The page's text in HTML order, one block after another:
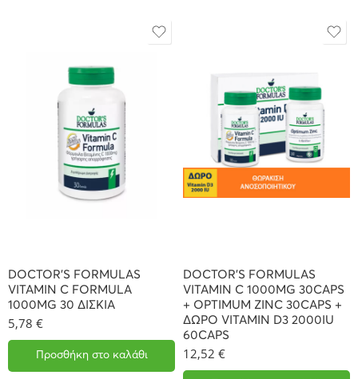
DOCTOR’S FORMULAS
VITAMIN C FORMULA
1000MG 30 ΔΙΣΚΙΑ
5,78 €
Προσθήκη στο καλάθι
DOCTOR’S FORMULAS
VITAMIN C 1000MG 30CAPS
+ OPTIMUM ZINC 30CAPS +
ΔΩΡΟ VITAMIN D3 2000IU
60CAPS
12,52 €